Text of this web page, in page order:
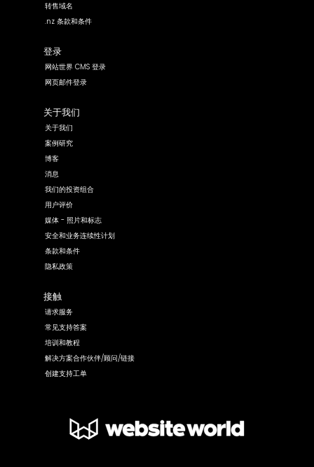
转售域名
.nz 条款和条件
登录
网站世界 CMS 登录
网页邮件登录
关于我们
关于我们
案例研究
博客
消息
我们的投资组合
用户评价
媒体 - 照片和标志
安全和业务连续性计划
条款和条件
隐私政策
接触
请求服务
常见支持答案
培训和教程
解决方案合作伙伴/顾问/链接
创建支持工单